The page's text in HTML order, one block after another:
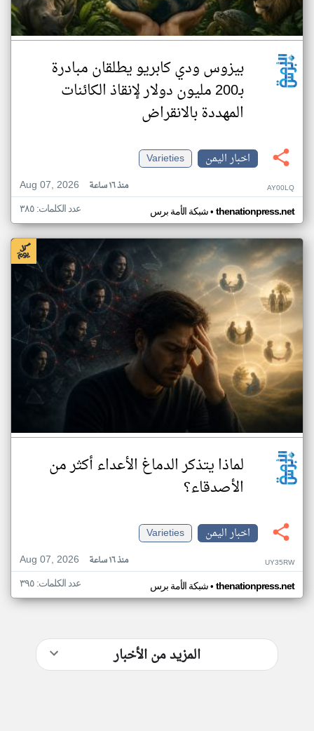
بيزوس ودي كابريو يطلقان مبادرة
بـ200 مليون دولار لإنقاذ الكائنات
المهددة بالانقراض
اخبار اليمن
Varieties
Aug 07, 2026
منذ ١٦ ساعة AY00LQ
شبكة الأمة برس• thenationpress.net عدد الكلمات: ٣٨٥
لماذا يتذكر الدماغ الأعداء أكثر من
الأصدقاء؟
اخبار اليمن
Varieties
Aug 07, 2026
منذ ١٦ ساعة UY35RW
شبكة الأمة برس• thenationpress.net عدد الكلمات: ٣٩٥
المزيد من الأخبار